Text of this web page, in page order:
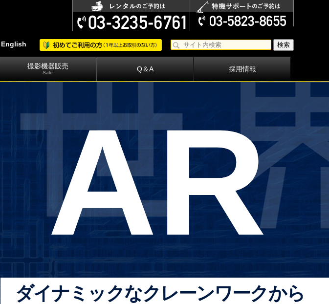
English
撮影機器販売
Sale Q＆A 採用情報
AR
ダイナミックなクレーンワークから